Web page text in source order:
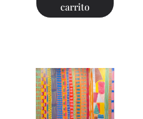
carrito